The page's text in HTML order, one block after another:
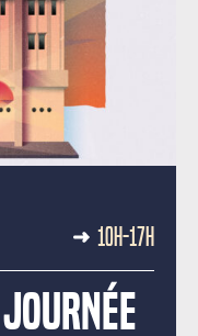
10H-17H